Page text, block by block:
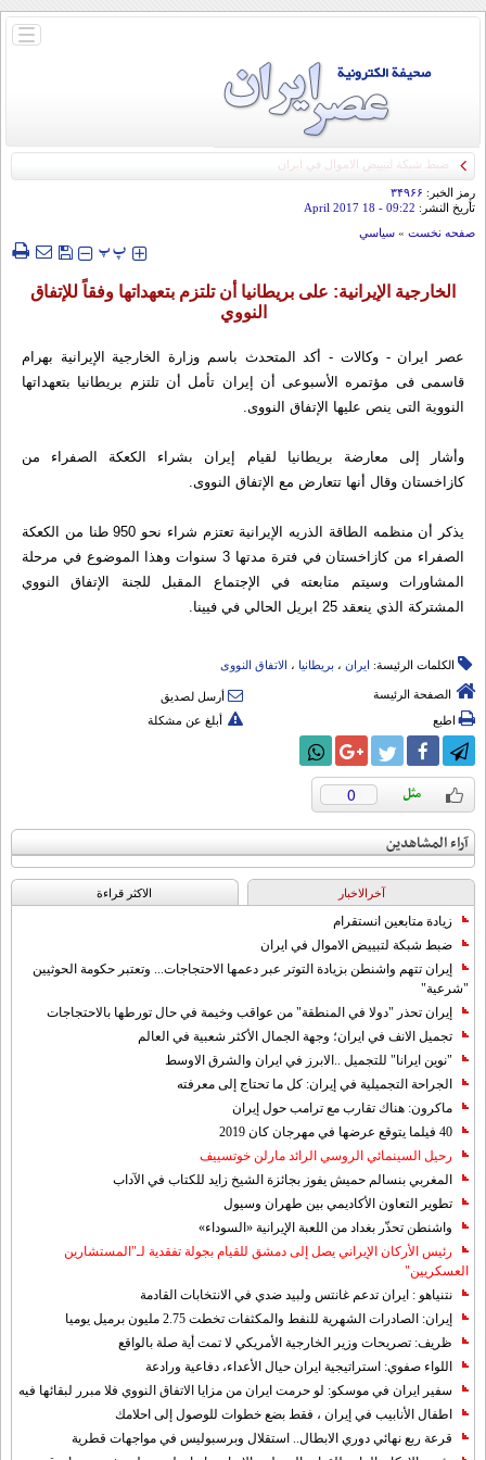
باز
رمز الخبر: ۳۴۹۶۶
تأريخ النشر: 09:22
- 18 April 2017
صفحه نخست » سياسي
‍‍‍ پپ
الخارجیة الإیرانیة: علی بریطانیا أن تلتزم بتعهداتها وفقاً للإتفاق
النووي
عصر ايران - وكالات - أکد المتحدث باسم وزارة الخارجیة الإيرانية بهرام
قاسمی فی مؤتمره الأسبوعی أن إيران تأمل أن تلتزم بریطانیا بتعهداتها
النوویة التی ینص علیها الإتفاق النووی.
وأشار إلی معارضة بریطانیا لقیام إیران بشراء الکعکة الصفراء من
کازاخستان وقال أنها تتعارض مع الإتفاق النووی.
یذکر أن منظمه الطاقة الذریه الإيرانية تعتزم شراء نحو 950 طنا من الکعکة
الصفراء من کازاخستان في فترة مدتها 3 سنوات وهذا الموضوع في مرحلة
المشاورات وسیتم متابعته في الإجتماع المقبل للجنة الإتفاق النووي
المشترکة الذي ینعقد 25 ابریل الحالي في فیینا.
الكلمات الرئيسة: ایران ، بریطانیا ، الاتفاق النووی
الصفحة الرئيسة
أرسل لصديق
اطبع
أبلغ عن مشكلة
0
آراء المشاهدين
آخرالاخبار الاکثر قراءة
زيادة متابعين انستقرام
ضبط شبكة لتبييض الاموال في ايران
إيران تتهم واشنطن بزيادة التوتر عبر دعمها الاحتجاجات... وتعتبر حكومة الحوثيين
"شرعية"
إيران تحذر "دولا في المنطقة" من عواقب وخيمة في حال تورطها بالاحتجاجات
تجميل الانف في ايران؛ وجهة الجمال الأكثر شعبية في العالم
"نوين ايرانا" للتجميل ..الابرز في ايران والشرق الاوسط
الجراحة التجميلية في إيران: كل ما تحتاج إلى معرفته
ماكرون: هناك تقارب مع ترامب حول إيران
40 فيلما يتوقع عرضها في مهرجان كان 2019
رحيل السينمائي الروسي الرائد مارلن خوتسييف
المغربي بنسالم حميش يفوز بجائزة الشيخ زايد للكتاب في الآداب
تطوير التعاون الأكاديمي بين طهران وسيول
واشنطن تحذّر بغداد من اللعبة الإيرانية «السوداء»
رئيس الأركان الإيراني يصل إلى دمشق للقيام بجولة تفقدية لـ"المستشارين
العسكريين"
نتنياهو : ايران تدعم غانتس ولبيد ضدي في الانتخابات القادمة
إيران: الصادرات الشهریة للنفط والمكثفات تخطت 2.75 مليون برميل يوميا
ظريف: تصريحات وزير الخارجية الأمريكي لا تمت أية صلة بالواقع
اللواء صفوي: استراتيجية ايران حيال الأعداء، دفاعية ورادعة
سفير ايران في موسكو: لو حرمت ايران من مزايا الاتفاق النووي فلا مبرر لبقائها فيه
اطفال الأنابيب في إيران ، فقط بضع خطوات للوصول إلى احلامك
قرعة ربع نهائي دوري الابطال.. استقلال وبرسبوليس في مواجهات قطرية